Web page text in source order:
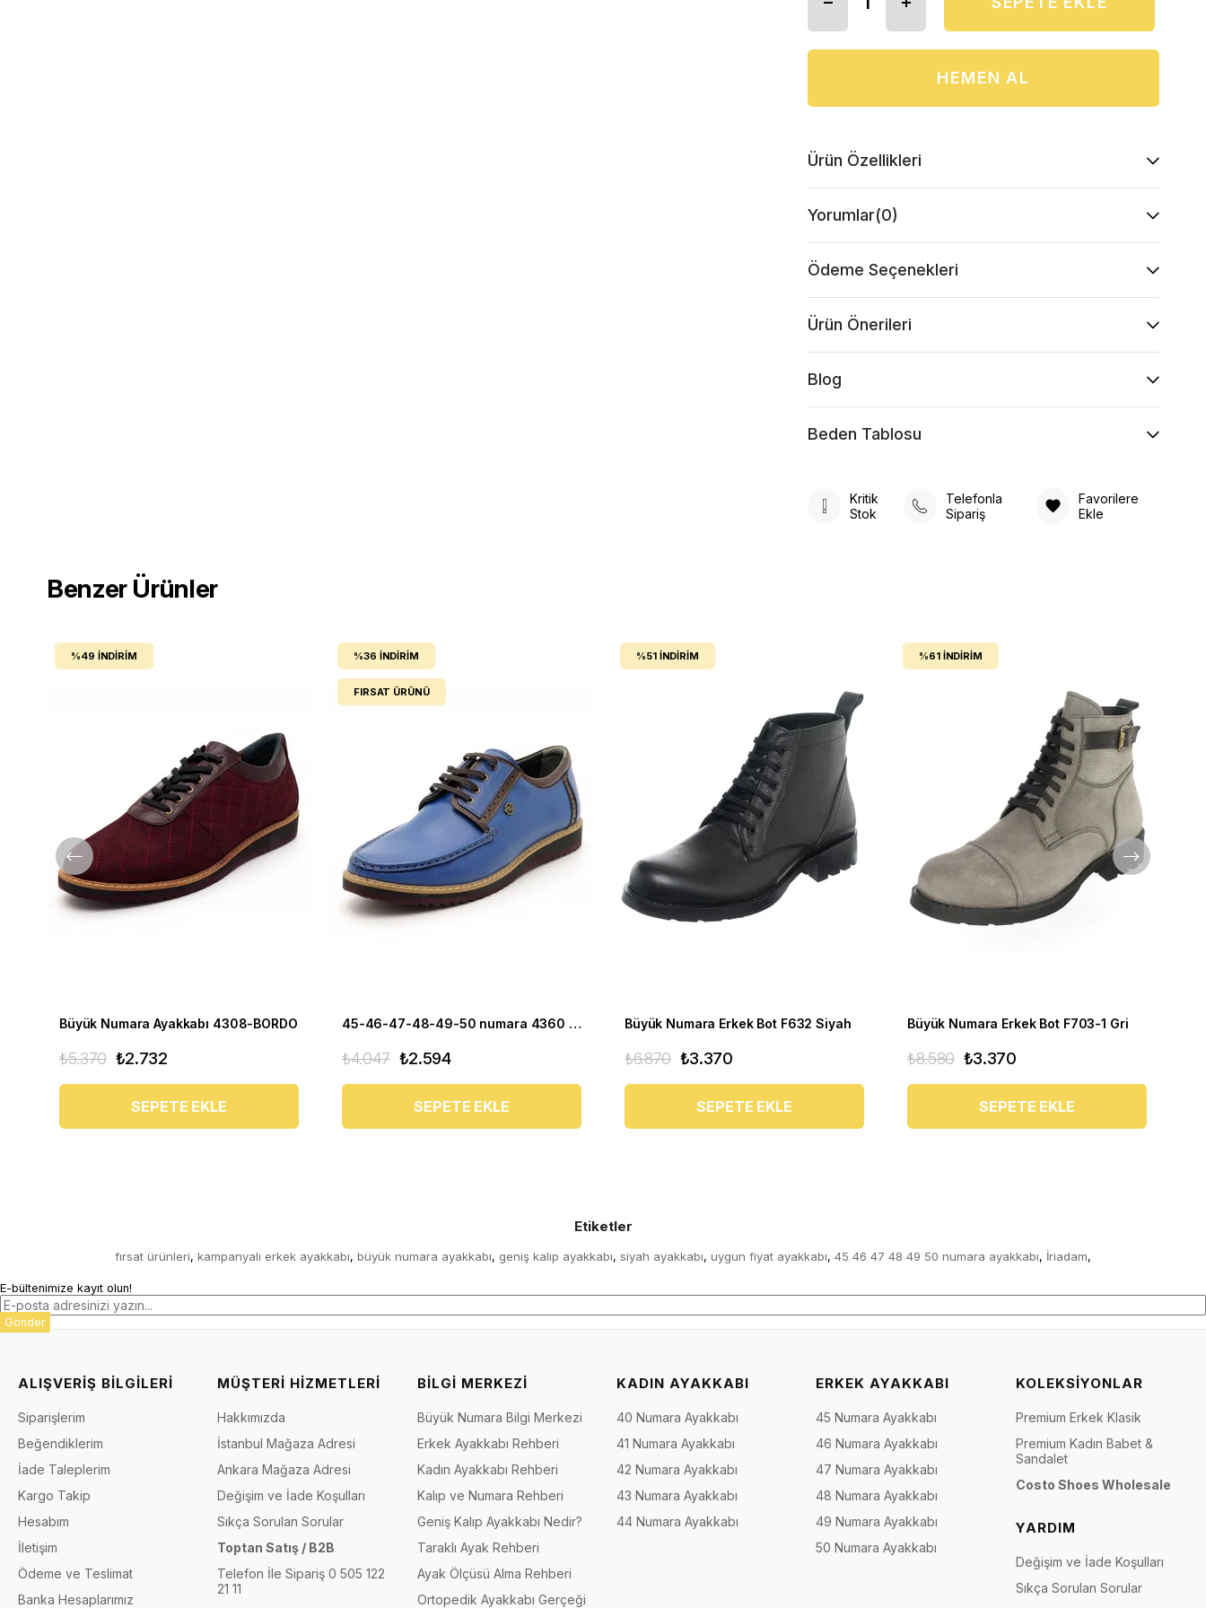
Ürün Özellikleri
Yorumlar(0)
Ödeme Seçenekleri
Ürün Önerileri
Blog
Beden Tablosu
Kritik
Stok
Telefonla
Sipariş
Favorilere
Ekle
Benzer Ürünler
Büyük Numara Ayakkabı 4308-BORDO
₺2.732
₺5.370
SEPETE EKLE
%49 İNDIRIM
45-46-47-48-49-50 numara 4360 EVA Mavi Büyük Numara Ayakkabı
₺2.594
₺4.047
SEPETE EKLE
%36 İNDIRIM
FIRSAT ÜRÜNÜ
Büyük Numara Erkek Bot F632 Siyah
₺3.370
₺6.870
SEPETE EKLE
%51 İNDIRIM
Büyük Numara Erkek Bot F703-1 Gri
₺3.370
₺8.580
SEPETE EKLE
%61 İNDIRIM
Etiketler
fırsat ürünleri, kampanyalı erkek ayakkabı, büyük numara ayakkabı, geniş kalıp ayakkabı, siyah ayakkabı, uygun fiyat ayakkabı, 45 46 47 48 49 50 numara ayakkabı, İriadam,
E-bültenimize kayıt olun!
Gönder
ALIŞVERİŞ BİLGİLERİ
Siparişlerim
Beğendiklerim
İade Taleplerim
Kargo Takip
Hesabım
İletişim
Ödeme ve Teslimat
Banka Hesaplarımız
MÜŞTERİ HİZMETLERİ
Hakkımızda
İstanbul Mağaza Adresi
Ankara Mağaza Adresi
Değişim ve İade Koşulları
Sıkça Sorulan Sorular
Toptan Satış / B2B
Telefon İle Sipariş 0 505 122
21 11
BİLGİ MERKEZİ
Büyük Numara Bilgi Merkezi
Erkek Ayakkabı Rehberi
Kadın Ayakkabı Rehberi
Kalıp ve Numara Rehberi
Geniş Kalıp Ayakkabı Nedir?
Taraklı Ayak Rehberi
Ayak Ölçüsü Alma Rehberi
Ortopedik Ayakkabı Gerçeği
KADIN AYAKKABI
40 Numara Ayakkabı
41 Numara Ayakkabı
42 Numara Ayakkabı
43 Numara Ayakkabı
44 Numara Ayakkabı
ERKEK AYAKKABI
45 Numara Ayakkabı
46 Numara Ayakkabı
47 Numara Ayakkabı
48 Numara Ayakkabı
49 Numara Ayakkabı
50 Numara Ayakkabı
KOLEKSİYONLAR
Premium Erkek Klasik
Premium Kadın Babet &
Sandalet
Costo Shoes Wholesale
YARDIM
Değişim ve İade Koşulları
Sıkça Sorulan Sorular